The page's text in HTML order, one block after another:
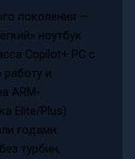
поколения —
ноутбук
Copilot+ PC с
работу и
ARM-
Elite/Plus)
годами:
турбин,